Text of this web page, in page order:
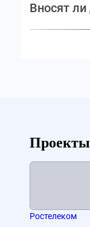
Вносят
Проекты
Ростелеком